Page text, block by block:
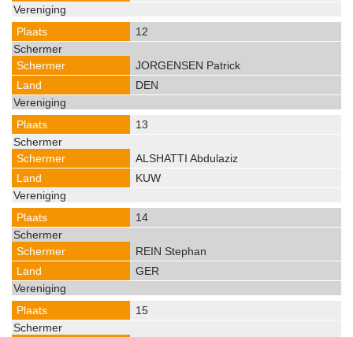
12
JORGENSEN Patrick
DEN
13
ALSHATTI Abdulaziz
KUW
14
REIN Stephan
GER
15